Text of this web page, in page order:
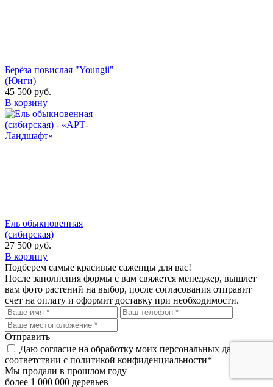
Берёза повислая "Youngii"
(Юнги)
45 500 руб.
В корзину
Ель обыкновенная
(сибирская)
27 500 руб.
В корзину
Подберем самые красивые саженцы для вас!
После заполнения формы с вам свяжется менеджер, вышлет
вам фото растений на выбор, после согласования отправит
счет на оплату и оформит доставку при необходимости.
Отправить
Даю согласие на обработку моих персональных данных, в
соответствии с политикой конфиденциальности*
Мы продали в прошлом году
более 1 000 000 деревьев